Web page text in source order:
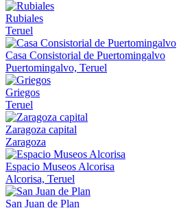
Rubiales
Teruel
Casa Consistorial de Puertomingalvo
Puertomingalvo, Teruel
Griegos
Teruel
Zaragoza capital
Zaragoza
Espacio Museos Alcorisa
Alcorisa, Teruel
San Juan de Plan